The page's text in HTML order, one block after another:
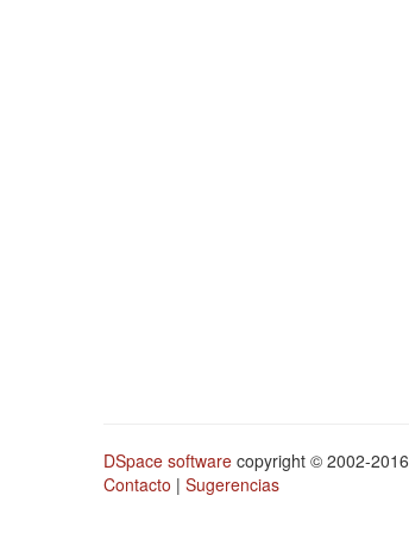
DSpace software copyright © 2002-2016
Contacto | Sugerencias